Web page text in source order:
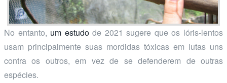
No entanto, um estudode 2021 sugere que os lóris-lentos
usam principalmente suas mordidas tóxicas em lutas uns
contra os outros, em vez de se defenderem de outras
espécies.